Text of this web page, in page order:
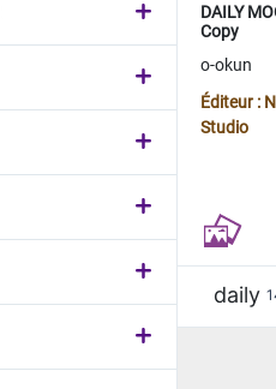
DAILY
Copy
o-okun
Éditeur :
Studio
daily